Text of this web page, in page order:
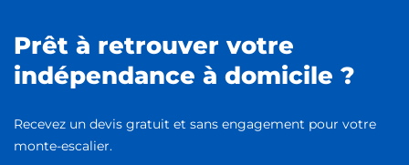
Prêt à retrouver votre
indépendance à domicile ?
Recevez un devis gratuit et sans engagement pour votre
monte-escalier.